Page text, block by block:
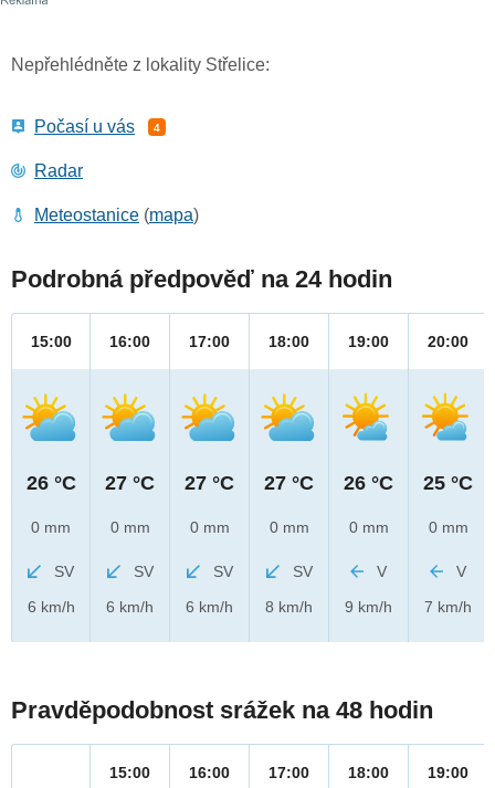
Nepřehlédněte z lokality Střelice:
Počasí u vás 4
Radar
Meteostanice (mapa)
Podrobná předpověď na 24 hodin
15:00
26 °C
0 mm
SV
6 km/h
16:00
27 °C
0 mm
SV
6 km/h
17:00
27 °C
0 mm
SV
6 km/h
18:00
27 °C
0 mm
SV
8 km/h
19:00
26 °C
0 mm
V
9 km/h
20:00
25 °C
0 mm
V
7 km/h
Pravděpodobnost srážek na 48 hodin
15:00
16:00
17:00
18:00
19:00